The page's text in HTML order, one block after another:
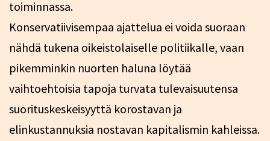
toiminnassa.
Konservatiivisempaa ajattelua ei voida suoraan
nähdä tukena oikeistolaiselle politiikalle, vaan
pikemminkin nuorten haluna löytää
vaihtoehtoisia tapoja turvata tulevaisuutensa
suorituskeskeisyyttä korostavan ja
elinkustannuksia nostavan kapitalismin kahleissa.